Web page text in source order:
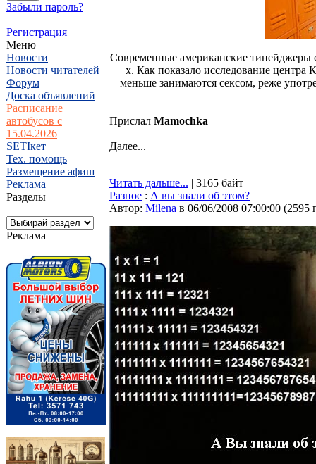
Забыли пароль?
Регистрация
Меню
Новости
Новости читателей
Форум
Доска объявлений
Расписание
автобусов с
15.04.2026
SETIкет
Тех. помощь
Размещение афиш
Реклама
Разделы
Реклама
Современные американские тинейджеры
х. Как показало исследование
меньше занимаются сексом, реже
Прислал Mamochka
Далее...
Читать дальше... | 3165 байт
Разное : А вы знали об этом?
Автор: Milena в 06/06/2008 07:00:00 (2595